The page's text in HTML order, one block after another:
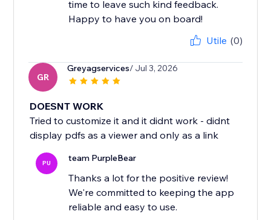
time to leave such kind feedback.
Happy to have you on board!
Utile (0)
GR
Greyagservices/ Jul 3, 2026
DOESNT WORK
Tried to customize it and it didnt work - didnt
display pdfs as a viewer and only as a link
PU team PurpleBear
Thanks a lot for the positive review!
We're committed to keeping the app
reliable and easy to use.